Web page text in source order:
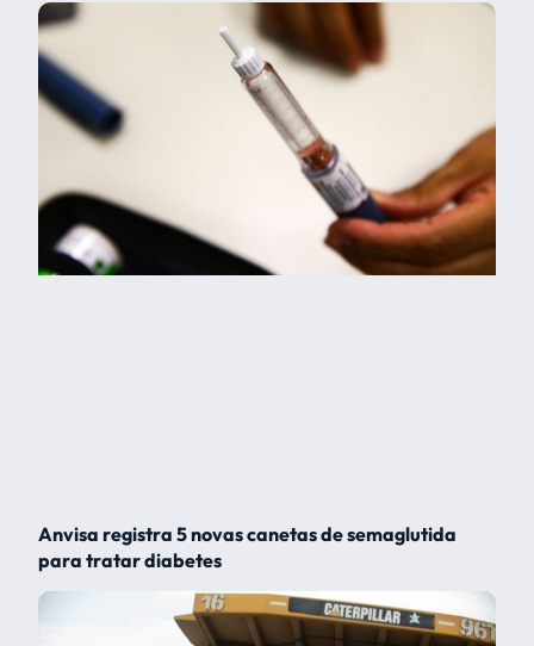
Anvisa registra 5 novas canetas de semaglutida
para tratar diabetes